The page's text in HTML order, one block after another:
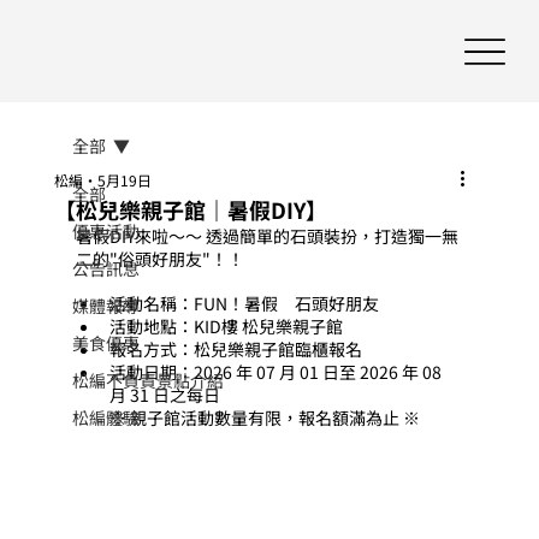
全部
優惠活動
公告訊息
媒體報導
美食優惠
松編不負責景點介紹
松編體驗
全部
【松兒樂親子館｜暑假DIY】
松編 5月19日
暑假DIY來啦～～ 透過簡單的石頭裝扮，打造獨一無
二的"俗頭好朋友"！！
活動名稱：FUN！暑假　石頭好朋友
活動地點：KID樓 松兒樂親子館
報名方式：松兒樂親子館臨櫃報名
活動日期：2026 年 07 月 01 日至 2026 年 08
月 31 日之每日
※ 親子館活動數量有限，報名額滿為止 ※